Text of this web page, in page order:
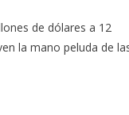
de dólares a 12
la mano peluda de